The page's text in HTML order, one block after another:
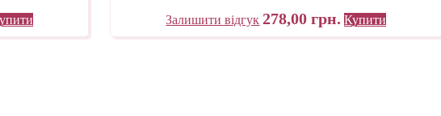
Залишити відгук 278,00грн. Купити